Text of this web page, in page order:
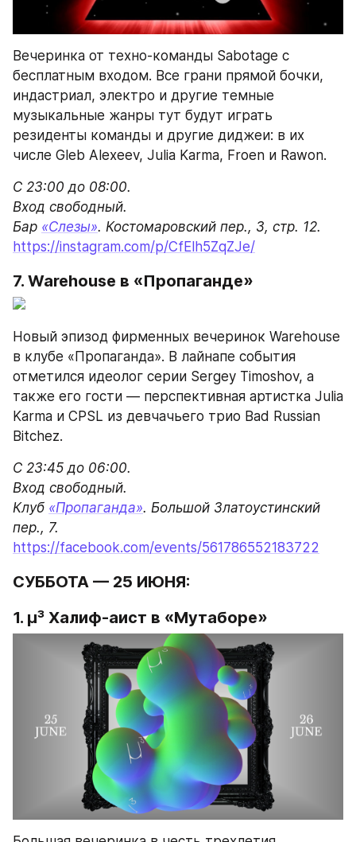
Вечеринка от техно-команды Sabotage с
бесплатным входом. Все грани прямой бочки,
индастриал, электро и другие темные
музыкальные жанры тут будут играть
резиденты команды и другие диджеи: в их
числе Gleb Alexeev, Julia Karma, Froen и Rawon.
С 23:00 до 08:00.
Вход свободный.
Бар «Слезы»
https://instagram.com/p/CfElh5ZqZJe/
7. Warehouse в «Пропаганде»
Новый эпизод фирменных вечеринок Warehouse
в клубе «Пропаганда». В лайнапе события
отметился идеолог серии Sergey Timoshov, а
также его гости — перспективная артистка Julia
Karma и CPSL из девчачьего трио Bad Russian
Bitchez.
С 23:45 до 06:00.
Вход свободный.
Клуб «Пропаганда». Большой Златоустинский
https://facebook.com/events/561786552183722
СУББОТА — 25 ИЮНЯ:
1. µ³ Халиф-аист‎ в «Мутаборе»